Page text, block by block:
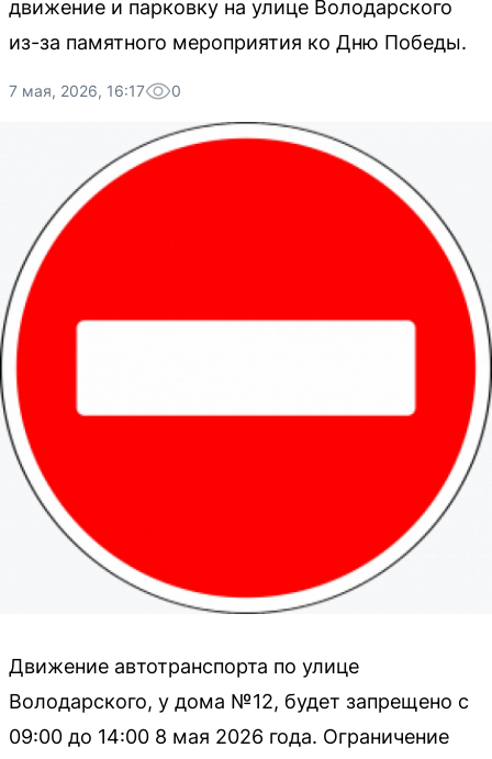
движение и парковку на улице Володарского
из-за памятного мероприятия ко Дню Победы.
7 мая, 2026, 16:17 0
Движение автотранспорта по улице
Володарского, у дома №12, будет запрещено с
09:00 до 14:00 8 мая 2026 года. Ограничение